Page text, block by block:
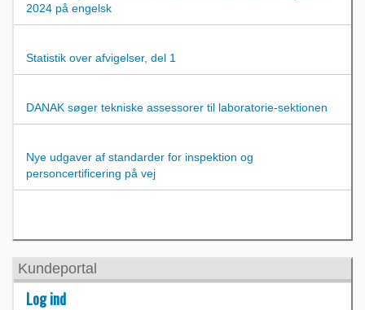
2024 på engelsk
Statistik over afvigelser, del 1
DANAK søger tekniske assessorer til laboratorie-sektionen
Nye udgaver af standarder for inspektion og
personcertificering på vej
Kundeportal
Log ind